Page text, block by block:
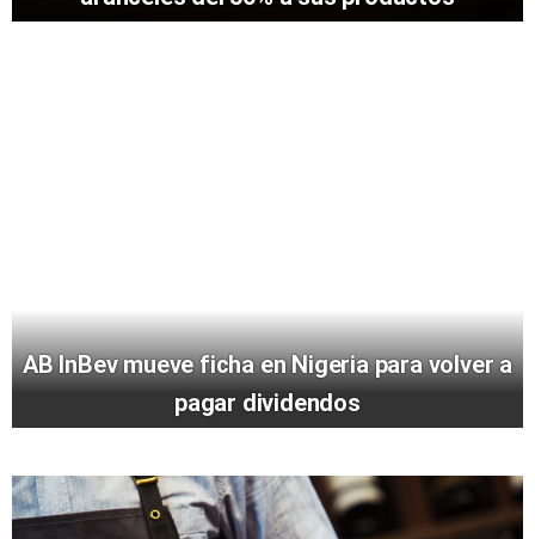
AB InBev mueve ficha en Nigeria para volver a
pagar dividendos